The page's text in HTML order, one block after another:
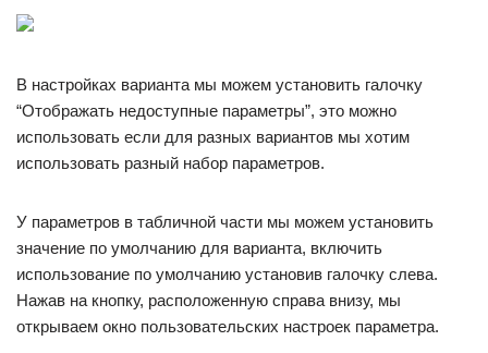
В настройках варианта мы можем установить галочку
“Отображать недоступные параметры”, это можно
использовать если для разных вариантов мы хотим
использовать разный набор параметров.
У параметров в табличной части мы можем установить
значение по умолчанию для варианта, включить
использование по умолчанию установив галочку слева.
Нажав на кнопку, расположенную справа внизу, мы
открываем окно пользовательских настроек параметра.